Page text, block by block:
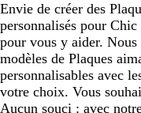
Envie de créer des
personnalisés pour
pour vous y aider. Nous
modèles de Plaques
personnalisables avec
votre choix. Vous
Aucun souci : avec